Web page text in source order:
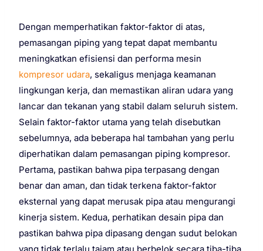
Dengan memperhatikan faktor-faktor di atas,
pemasangan piping yang tepat dapat membantu
meningkatkan efisiensi dan performa mesin
kompresor udara, sekaligus menjaga keamanan
lingkungan kerja, dan memastikan aliran udara yang
lancar dan tekanan yang stabil dalam seluruh sistem.
Selain faktor-faktor utama yang telah disebutkan
sebelumnya, ada beberapa hal tambahan yang perlu
diperhatikan dalam pemasangan piping kompresor.
Pertama, pastikan bahwa pipa terpasang dengan
benar dan aman, dan tidak terkena faktor-faktor
eksternal yang dapat merusak pipa atau mengurangi
kinerja sistem. Kedua, perhatikan desain pipa dan
pastikan bahwa pipa dipasang dengan sudut belokan